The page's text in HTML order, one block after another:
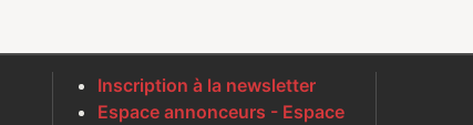
Inscription à la newsletter
Espace annonceurs - Espace